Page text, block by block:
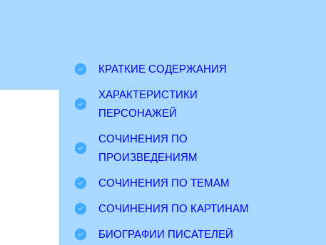
КРАТКИЕ СОДЕРЖАНИЯ
ХАРАКТЕРИСТИКИ
ПЕРСОНАЖЕЙ
СОЧИНЕНИЯ ПО
ПРОИЗВЕДЕНИЯМ
СОЧИНЕНИЯ ПО ТЕМАМ
СОЧИНЕНИЯ ПО КАРТИНАМ
БИОГРАФИИ ПИСАТЕЛЕЙ